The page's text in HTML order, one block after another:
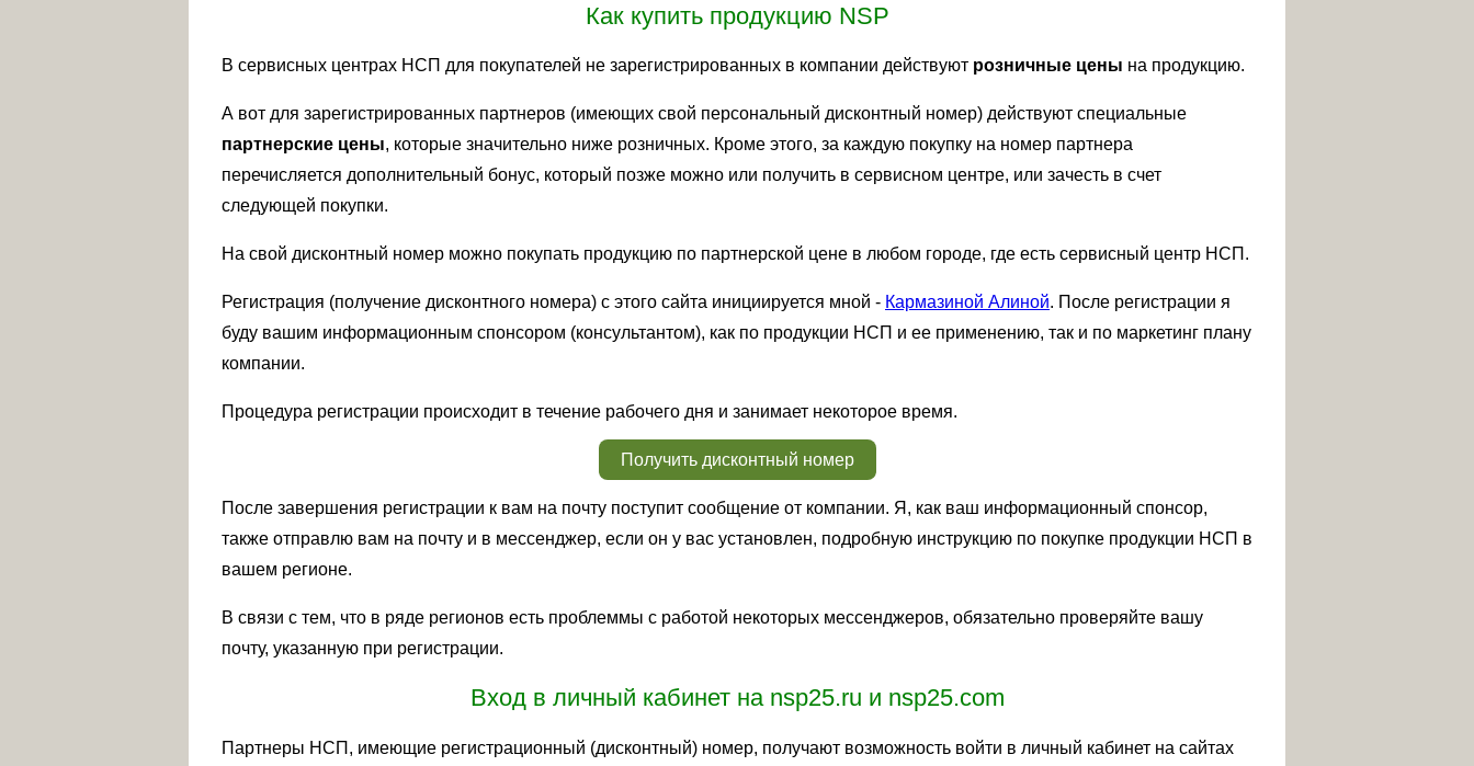
Как купить продукцию NSP
В сервисных центрах НСП для покупателей не зарегистрированных в компании действуют розничные цены на продукцию.
А вот для зарегистрированных партнеров (имеющих свой персональный дисконтный номер) действуют специальные
партнерские цены, которые значительно ниже розничных. Кроме этого, за каждую покупку на номер партнера
перечисляется дополнительный бонус, который позже можно или получить в сервисном центре, или зачесть в счет
следующей покупки.
На свой дисконтный номер можно покупать продукцию по партнерской цене в любом городе, где есть сервисный центр НСП.
Регистрация (получение дисконтного номера) с этого сайта инициируется мной - Кармазиной Алиной. После регистрации я
буду вашим информационным спонсором (консультантом), как по продукции НСП и ее применению, так и по маркетинг плану
компании.
Процедура регистрации происходит в течение рабочего дня и занимает некоторое время.
Получить дисконтный номер
После завершения регистрации к вам на почту поступит сообщение от компании. Я, как ваш информационный спонсор,
также отправлю вам на почту и в мессенджер, если он у вас установлен, подробную инструкцию по покупке продукции НСП в
вашем регионе.
В связи с тем, что в ряде регионов есть проблеммы с работой некоторых мессенджеров, обязательно проверяйте вашу
почту, указанную при регистрации.
Вход в личный кабинет на nsp25.ru и nsp25.com
Партнеры НСП, имеющие регистрационный (дисконтный) номер, получают возможность войти в личный кабинет на сайтах